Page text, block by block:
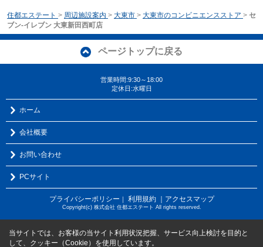
住都エステート > 周辺施設案内 > 大東市 > 大東市のコンビニエンスストア > セ
ブン-イレブン 大東新田西町店
ページトップに戻る
営業時間:9:30～18:00
定休日:水曜日
ホーム
会社概要
お問い合わせ
PCサイト
プライバシーポリシー ｜ 利用規約 ｜アクセスマップ
Copyright(c) 株式会社 住都エステート All rights reserved.
当サイトでは、お客様の当サイト利用状況把握、サービス向上検討を目的と
して、クッキー（Cookie）を使用しています。